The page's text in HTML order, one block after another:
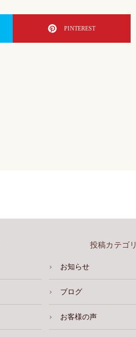
PINTEREST
投稿カテゴリ
お知らせ
ブログ
お客様の声